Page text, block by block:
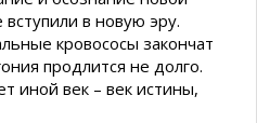
в новую эру.
кровососы закончат
продлится не долго.
иной век – век истины,